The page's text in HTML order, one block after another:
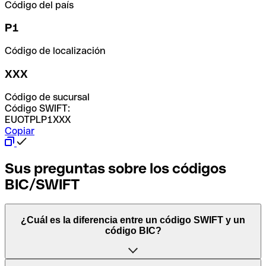
Código del país
P1
Código de localización
XXX
Código de sucursal
Código SWIFT:
EUOTPLP1XXX
Copiar
Sus preguntas sobre los códigos
BIC/SWIFT
¿Cuál es la diferencia entre un código SWIFT y un
código BIC?